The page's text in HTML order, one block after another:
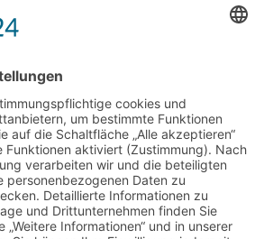
GHK GEWERBE- UND HANDELSVEREIN KRONSHAGEN E.V.
ÜBER UNS
KIEL LOKAL